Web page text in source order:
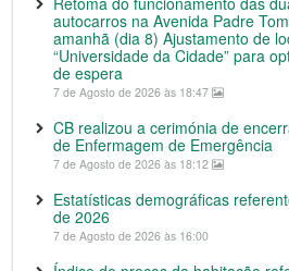
autocarros na Avenida Padre
amanhã (dia 8) Ajustamento de
“Universidade da Cidade” para
de espera
7 de Agosto de 2026 às 18:47
CB realizou a cerimónia de
de Enfermagem de Emergência
7 de Agosto de 2026 às 18:12
Estatísticas demográficas
de 2026
7 de Agosto de 2026 às 16:00